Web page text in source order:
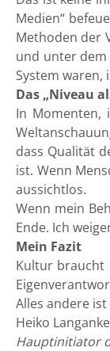
Medien“
Methoden der
und unter dem
System waren,
Das „Niveau
In Momenten,
dass Qualität
ist. Wenn
aussichtlos.
Wenn mein
Ende. Ich
Mein Fazit
Kultur braucht
Alles andere
Heiko Langanke
Hauptinitiator